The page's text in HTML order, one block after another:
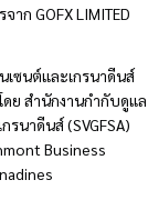
ก GOFX LIMITED
เซนต์และเกรนาดีนส์
ย สำนักงานกำกับดูแล
รนาดีนส์ (SVGFSA)
Business